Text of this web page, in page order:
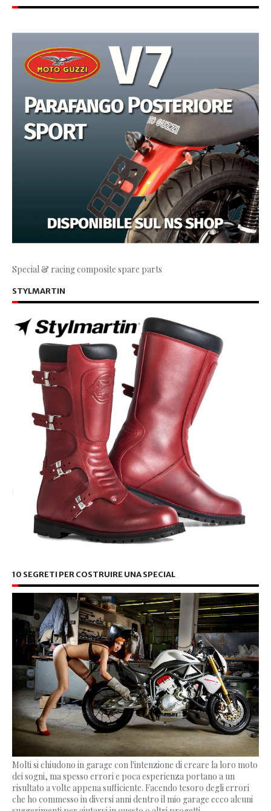
Special & racing composite spare parts
STYLMARTIN
10 SEGRETI PER COSTRUIRE UNA SPECIAL
Molti si chiudono in garage con l'intenzione di creare la loro moto
dei sogni, ma spesso errori e poca esperienza portano a un
risultato a volte appena sufficiente. Facendo tesoro degli errori
che ho commesso in diversi anni dentro il mio garage ecco alcuni